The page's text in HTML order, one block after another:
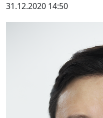
31.12.2020 14:50